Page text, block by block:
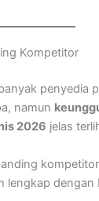
Kompetitor
penyedia
namun
2026 jelas
lengkap dengan